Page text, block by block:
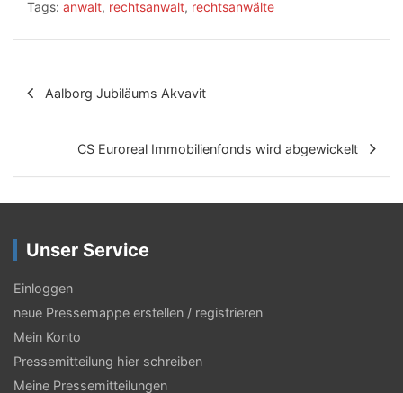
Tags: anwalt, rechtsanwalt, rechtsanwälte
t
r
a
g
s
-
N
a
Aalborg Jubiläums Akvavit
CS Euroreal Immobilienfonds wird abgewickelt
Unser Service
Einloggen
neue Pressemappe erstellen / registrieren
Mein Konto
Pressemitteilung hier schreiben
Meine Pressemitteilungen